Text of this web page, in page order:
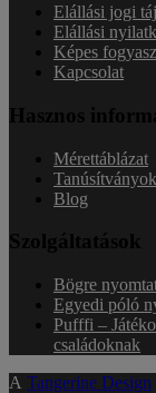
Elállási jogi
Elállási
Képes
Kapcsolat
Hasznos
Mérettáblázat
Tanúsítványok
Blog
Szolgáltatások
Bögre
Egyedi póló
Pufffi –
családoknak
A Tangerine Design